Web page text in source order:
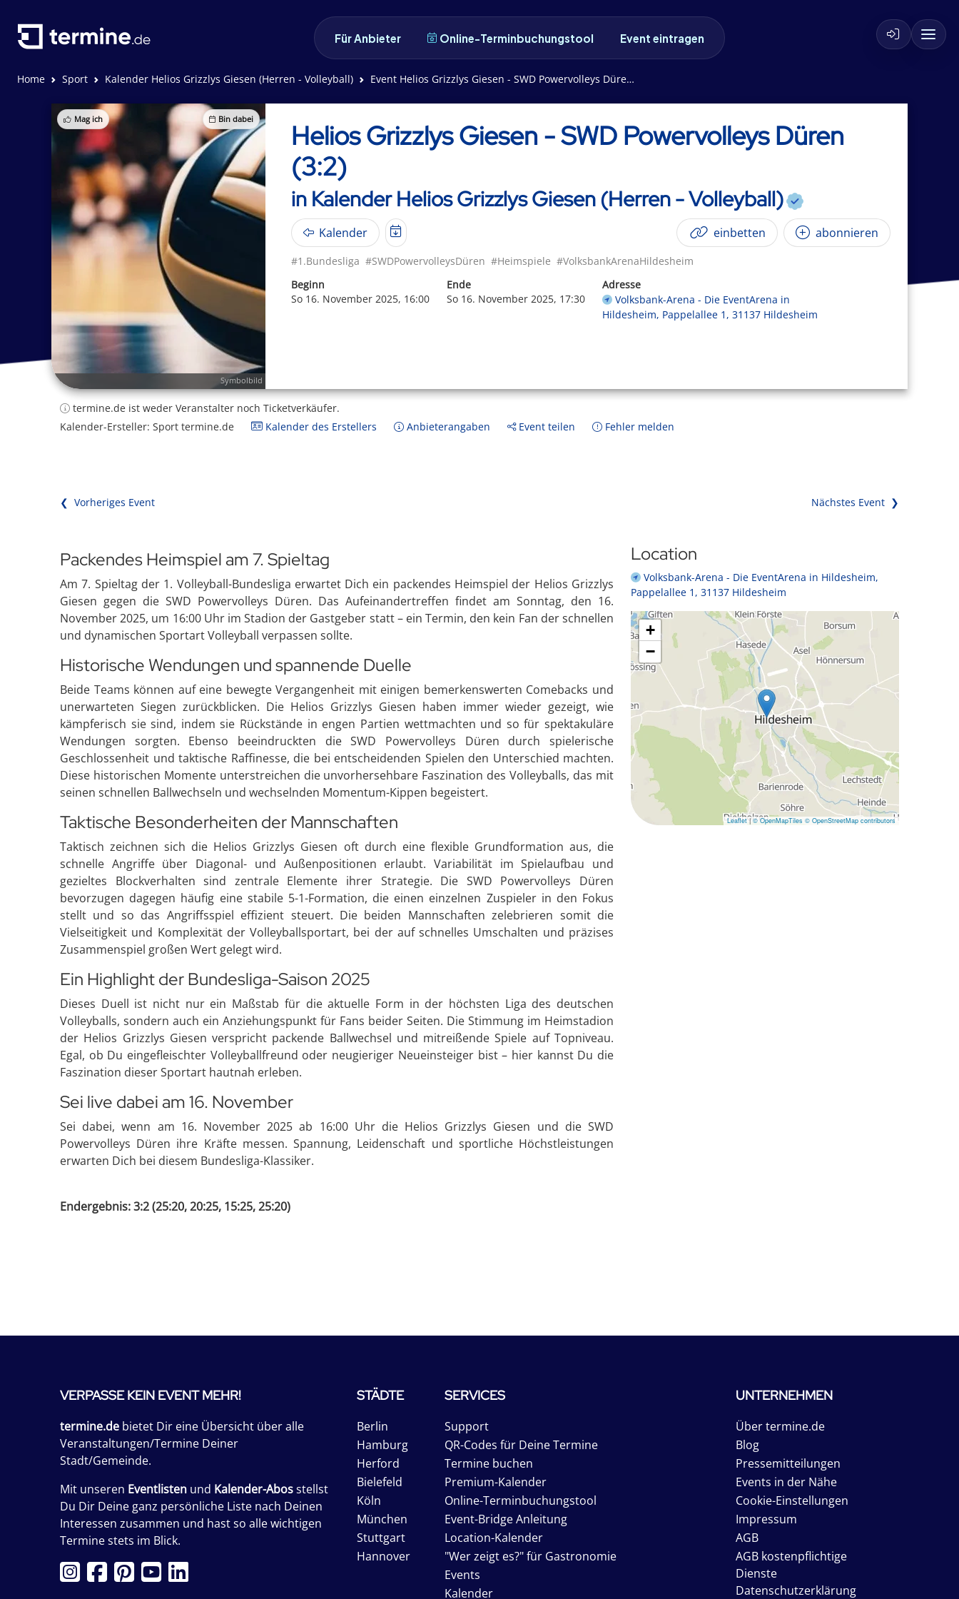
Für Anbieter Online-Terminbuchungstool Event eintragen
Home Sport Kalender Helios Grizzlys Giesen (Herren - Volleyball) Event Helios Grizzlys Giesen - SWD Powervolleys Düren (3:2)
Mag ich Bin dabei
Symbolbild
Helios Grizzlys Giesen - SWD Powervolleys Düren
(3:2)
in Kalender Helios Grizzlys Giesen (Herren - Volleyball)
Kalender einbetten abonnieren
#1.Bundesliga #SWDPowervolleysDüren #Heimspiele #VolksbankArenaHildesheim
Beginn
So 16. November 2025, 16:00
Ende
So 16. November 2025, 17:30
Adresse
Volksbank-Arena - Die EventArena in
Hildesheim, Pappelallee 1, 31137 Hildesheim
termine.de ist weder Veranstalter noch Ticketverkäufer.
Kalender-Ersteller: Sport termine.de
Kalender des Erstellers Anbieterangaben Event teilen Fehler melden
❮ Vorheriges Event Nächstes Event ❯
Packendes Heimspiel am 7. Spieltag
Am 7. Spieltag der 1. Volleyball-Bundesliga erwartet Dich ein packendes Heimspiel der Helios Grizzlys
Giesen gegen die SWD Powervolleys Düren. Das Aufeinandertreffen findet am Sonntag, den 16.
November 2025, um 16:00 Uhr im Stadion der Gastgeber statt – ein Termin, den kein Fan der schnellen
und dynamischen Sportart Volleyball verpassen sollte.
Historische Wendungen und spannende Duelle
Beide Teams können auf eine bewegte Vergangenheit mit einigen bemerkenswerten Comebacks und
unerwarteten Siegen zurückblicken. Die Helios Grizzlys Giesen haben immer wieder gezeigt, wie
kämpferisch sie sind, indem sie Rückstände in engen Partien wettmachten und so für spektakuläre
Wendungen sorgten. Ebenso beeindruckten die SWD Powervolleys Düren durch spielerische
Geschlossenheit und taktische Raffinesse, die bei entscheidenden Spielen den Unterschied machten.
Diese historischen Momente unterstreichen die unvorhersehbare Faszination des Volleyballs, das mit
seinen schnellen Ballwechseln und wechselnden Momentum-Kippen begeistert.
Taktische Besonderheiten der Mannschaften
Taktisch zeichnen sich die Helios Grizzlys Giesen oft durch eine flexible Grundformation aus, die
schnelle Angriffe über Diagonal- und Außenpositionen erlaubt. Variabilität im Spielaufbau und
gezieltes Blockverhalten sind zentrale Elemente ihrer Strategie. Die SWD Powervolleys Düren
bevorzugen dagegen häufig eine stabile 5-1-Formation, die einen einzelnen Zuspieler in den Fokus
stellt und so das Angriffsspiel effizient steuert. Die beiden Mannschaften zelebrieren somit die
Vielseitigkeit und Komplexität der Volleyballsportart, bei der auf schnelles Umschalten und präzises
Zusammenspiel großen Wert gelegt wird.
Ein Highlight der Bundesliga-Saison 2025
Dieses Duell ist nicht nur ein Maßstab für die aktuelle Form in der höchsten Liga des deutschen
Volleyballs, sondern auch ein Anziehungspunkt für Fans beider Seiten. Die Stimmung im Heimstadion
der Helios Grizzlys Giesen verspricht packende Ballwechsel und mitreißende Spiele auf Topniveau.
Egal, ob Du eingefleischter Volleyballfreund oder neugieriger Neueinsteiger bist – hier kannst Du die
Faszination dieser Sportart hautnah erleben.
Sei live dabei am 16. November
Sei dabei, wenn am 16. November 2025 ab 16:00 Uhr die Helios Grizzlys Giesen und die SWD
Powervolleys Düren ihre Kräfte messen. Spannung, Leidenschaft und sportliche Höchstleistungen
erwarten Dich bei diesem Bundesliga-Klassiker.
Endergebnis: 3:2 (25:20, 20:25, 15:25, 25:20)
Location
Volksbank-Arena - Die EventArena in Hildesheim,
Pappelallee 1, 31137 Hildesheim
+
−
Leaflet | © OpenMapTiles © OpenStreetMap contributors
VERPASSE KEIN EVENT MEHR!
termine.de bietet Dir eine Übersicht über alle
Veranstaltungen/Termine Deiner
Stadt/Gemeinde.
Mit unseren Eventlisten und Kalender-Abosstellst
Du Dir Deine ganz persönliche Liste nach Deinen
Interessen zusammen und hast so alle wichtigen
Termine stets im Blick.
STÄDTE
Berlin
Hamburg
Herford
Bielefeld
Köln
München
Stuttgart
Hannover
SERVICES
Support
QR-Codes für Deine Termine
Termine buchen
Premium-Kalender
Online-Terminbuchungstool
Event-Bridge Anleitung
Location-Kalender
"Wer zeigt es?" für Gastronomie
Events
Kalender
UNTERNEHMEN
Über termine.de
Blog
Pressemitteilungen
Events in der Nähe
Cookie-Einstellungen
Impressum
AGB
AGB kostenpflichtige
Dienste
Datenschutzerklärung